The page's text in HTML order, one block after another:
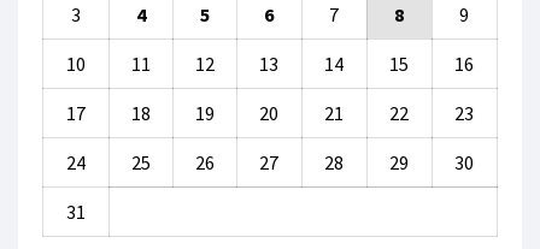
3 4 5 6 7 8 9
10 11 12 13 14 15 16
17 18 19 20 21 22 23
24 25 26 27 28 29 30
31